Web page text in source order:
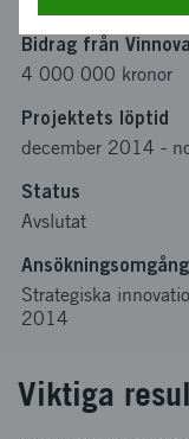
Bidrag från Vinnova
4 000 000 kronor
Projektets löptid
december 2014 -
Status
Avslutat
Ansökningsomgång
Strategiska
2014
Viktiga